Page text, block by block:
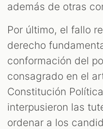
además de otras
Por último, el fallo
derecho
conformación del
consagrado en el
Constitución
interpusieron las
ordenar a los